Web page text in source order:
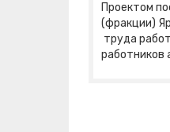
Проектом
(фракции)
труда
работников